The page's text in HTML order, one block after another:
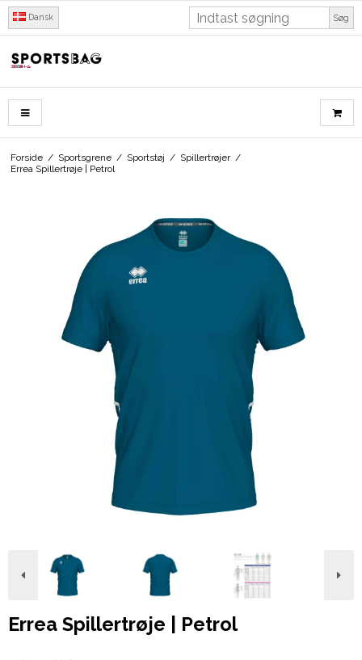
Dansk Søg
Forside / Sportsgrene / Sportstøj / Spillertrøjer /
Errea Spillertrøje | Petrol
Errea Spillertrøje | Petrol